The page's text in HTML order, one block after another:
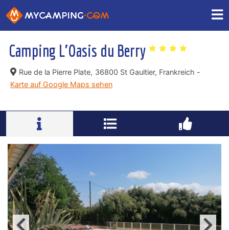
Camping L'Oasis du Berry
Rue de la Pierre Plate, 36800 St Gaultier, Frankreich -
Karte auf Google Maps sehen